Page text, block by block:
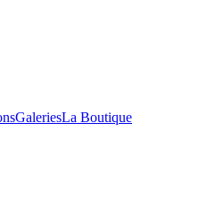
GaleriesLa Boutique